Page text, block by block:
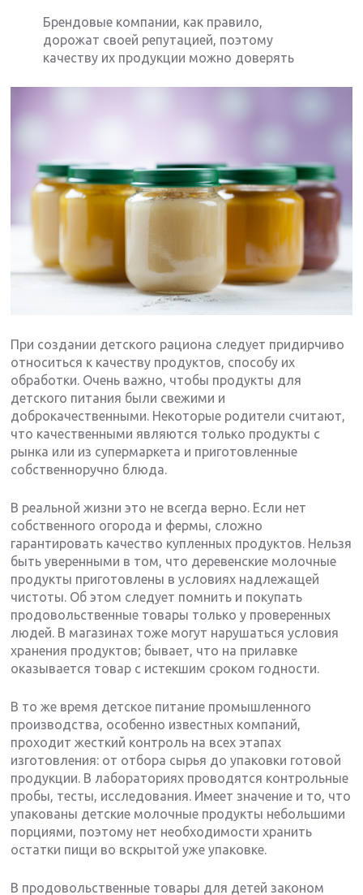
Брендовые компании, как правило,
дорожат своей репутацией, поэтому
качеству их продукции можно доверять
При создании детского рациона следует придирчиво
относиться к качеству продуктов, способу их
обработки. Очень важно, чтобы продукты для
детского питания были свежими и
доброкачественными. Некоторые родители считают,
что качественными являются только продукты с
рынка или из супермаркета и приготовленные
собственноручно блюда.
В реальной жизни это не всегда верно. Если нет
собственного огорода и фермы, сложно
гарантировать качество купленных продуктов. Нельзя
быть уверенными в том, что деревенские молочные
продукты приготовлены в условиях надлежащей
чистоты. Об этом следует помнить и покупать
продовольственные товары только у проверенных
людей. В магазинах тоже могут нарушаться условия
хранения продуктов; бывает, что на прилавке
оказывается товар с истекшим сроком годности.
В то же время детское питание промышленного
производства, особенно известных компаний,
проходит жесткий контроль на всех этапах
изготовления: от отбора сырья до упаковки готовой
продукции. В лабораториях проводятся контрольные
пробы, тесты, исследования. Имеет значение и то, что
упакованы детские молочные продукты небольшими
порциями, поэтому нет необходимости хранить
остатки пищи во вскрытой уже упаковке.
В продовольственные товары для детей законом